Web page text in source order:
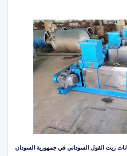
زيت الفول السوداني في جمهورية السودان